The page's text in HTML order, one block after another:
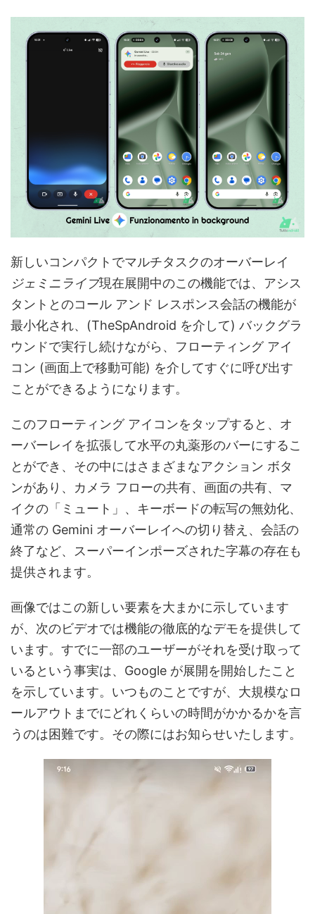
新しいコンパクトでマルチタスクのオーバーレイ
ジェミニライブ現在展開中のこの機能では、アシス
タントとのコール アンド レスポンス会話の機能が
最小化され、(TheSpAndroid を介して) バックグラ
ウンドで実行し続けながら、フローティング アイ
コン (画面上で移動可能) を介してすぐに呼び出す
ことができるようになります。
このフローティング アイコンをタップすると、オ
ーバーレイを拡張して水平の丸薬形のバーにするこ
とができ、その中にはさまざまなアクション ボタ
ンがあり、カメラ フローの共有、画面の共有、マ
イクの「ミュート」、キーボードの転写の無効化、
通常の Gemini オーバーレイへの切り替え、会話の
終了など、スーパーインポーズされた字幕の存在も
提供されます。
画像ではこの新しい要素を大まかに示しています
が、次のビデオでは機能の徹底的なデモを提供して
います。すでに一部のユーザーがそれを受け取って
いるという事実は、Google が展開を開始したこと
を示しています。いつものことですが、大規模なロ
ールアウトまでにどれくらいの時間がかかるかを言
うのは困難です。その際にはお知らせいたします。